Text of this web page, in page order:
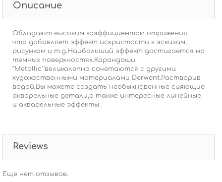
Описание
Обладают высоким коэффициентом отражения,
что добавляет эффект искристости к эскизам,
рисункам и т.д.Наибольший эффект достигается на
темных поверхностях.Карандаши
"Metallic"'великолепно сочетаются с другими
художественными материалами Derwent.Растворив
водой,Вы можете создать необыкновенные сияющие
акварельные детали,а также интересные линейные
и акварельные эффекты.
Reviews
Еще нет отзывов.